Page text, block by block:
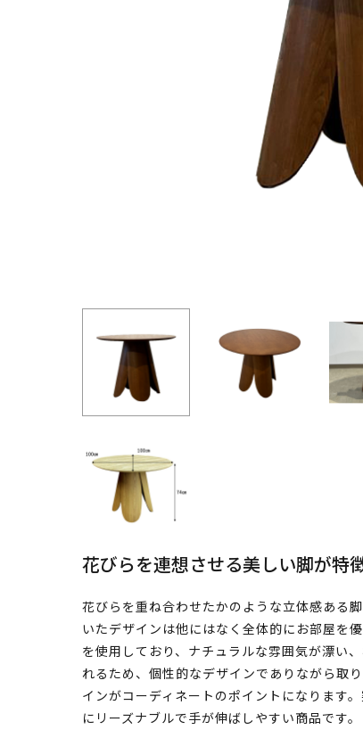
花びらを連想させる美しい脚が特
花びらを重ね合わせたかのような立体感ある
いたデザインは他にはなく全体的にお部屋を
を使用しており、ナチュラルな雰囲気が漂い
れるため、個性的なデザインでありながら取
インがコーディネートのポイントになります
にリーズナブルで手が伸ばしやすい商品です。